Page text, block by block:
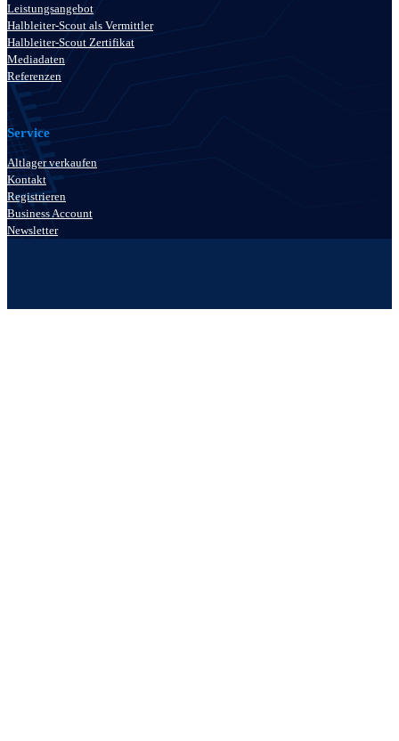
Leistungsangebot
Halbleiter-Scout als Vermittler
Halbleiter-Scout Zertifikat
Mediadaten
Referenzen
Service
Altlager verkaufen
Kontakt
Registrieren
Business Account
Newsletter